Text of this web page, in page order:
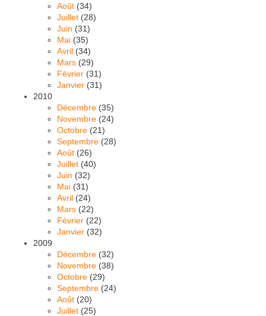
Août (34)
Juillet (28)
Juin (31)
Mai (35)
Avril (34)
Mars (29)
Février (31)
Janvier (31)
2010
Décembre (35)
Novembre (24)
Octobre (21)
Septembre (28)
Août (26)
Juillet (40)
Juin (32)
Mai (31)
Avril (24)
Mars (22)
Février (22)
Janvier (32)
2009
Décembre (32)
Novembre (38)
Octobre (29)
Septembre (24)
Août (20)
Juillet (25)